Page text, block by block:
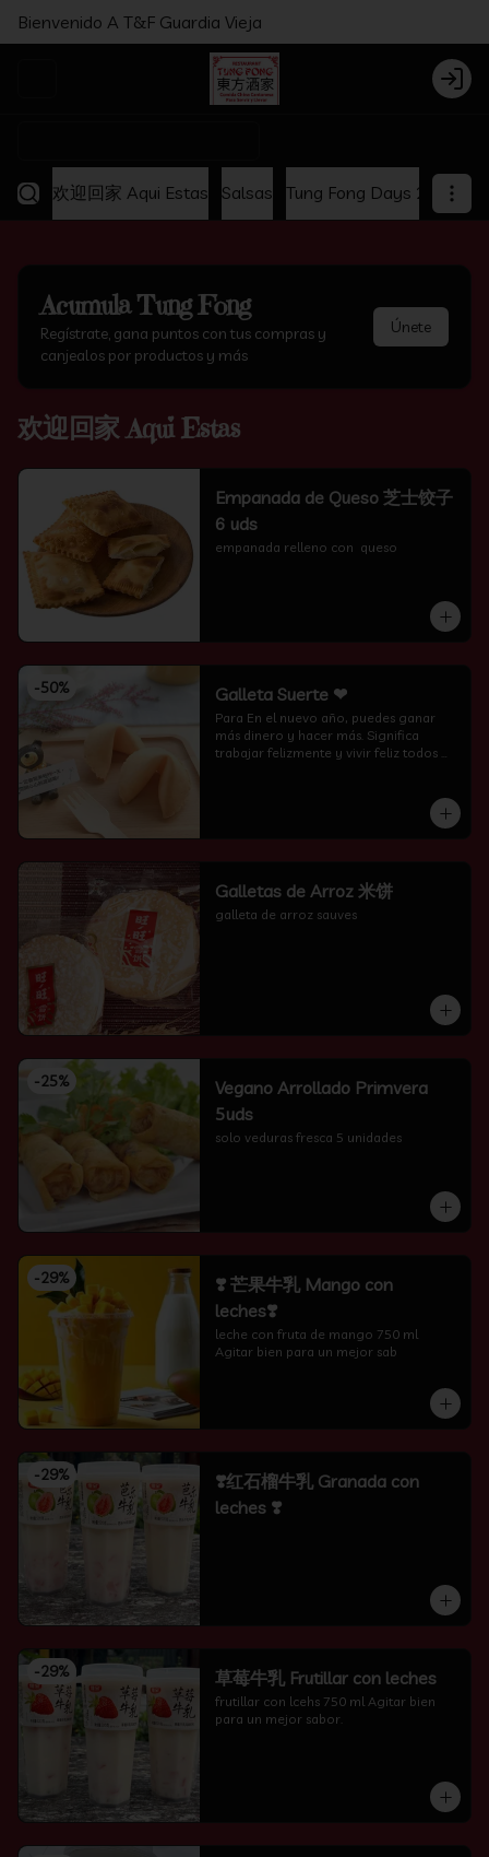
Bienvenido A T&F Guardia Vieja
Login
欢迎回家 Aqui Estas Salsas Tung Fong Days 2x1
AcumulaTung Fong
Regístrate, gana puntos con tus compras y
canjealos por productos y más
Únete
欢迎回家 Aqui Estas
Empanada de Queso 芝士饺子
6 uds
empanada relleno con  queso
-50% Galleta Suerte ❤
Para En el nuevo año, puedes ganar
más dinero y hacer más. Significa
trabajar felizmente y vivir feliz todos
Galletas de Arroz 米饼
galleta de arroz sauves
-25%
Vegano Arrollado Primvera
5uds
solo veduras fresca 5 unidades
-29%
❣️ 芒果牛乳 Mango con
leches❣️
leche con fruta de mango 750 ml
Agitar bien para un mejor sab
-29%
❣️红石榴牛乳 Granada con
leches ❣️
-29% 草莓牛乳 Frutillar con leches
frutillar con lcehs 750 ml Agitar bien
para un mejor sabor.